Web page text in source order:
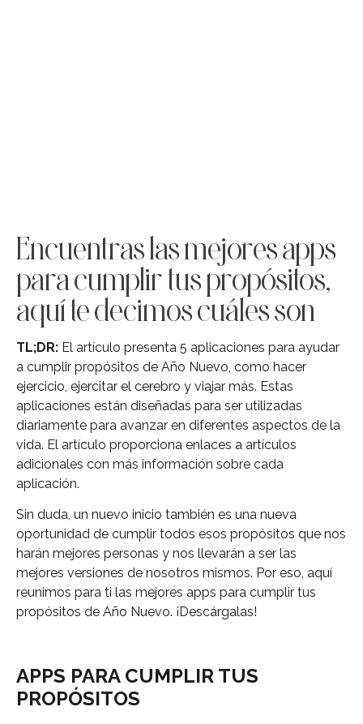
Encuentras las mejores apps
para cumplir tus propósitos,
aquí te decimos cuáles son
TL;DR: El artículo presenta 5 aplicaciones para ayudar
a cumplir propósitos de Año Nuevo, como hacer
ejercicio, ejercitar el cerebro y viajar más. Estas
aplicaciones están diseñadas para ser utilizadas
diariamente para avanzar en diferentes aspectos de la
vida. El artículo proporciona enlaces a artículos
adicionales con más información sobre cada
aplicación.
Sin duda, un nuevo inicio también es una nueva
oportunidad de cumplir todos esos propósitos que nos
harán mejores personas y nos llevarán a ser las
mejores versiones de nosotros mismos. Por eso, aquí
reunimos para ti las mejores apps para cumplir tus
propósitos de Año Nuevo. ¡Descárgalas!
APPS PARA CUMPLIR TUS
PROPÓSITOS